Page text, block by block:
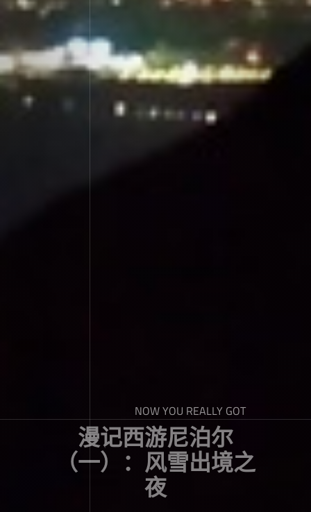
NOW YOU REALLY GOT
漫记西游尼泊尔
（一）：风雪出境之
夜